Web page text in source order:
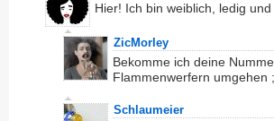
Hier! Ich bin weiblich, ledig
ZicMorley
Bekomme ich deine
Flammenwerfern umgehen
Schlaumeier